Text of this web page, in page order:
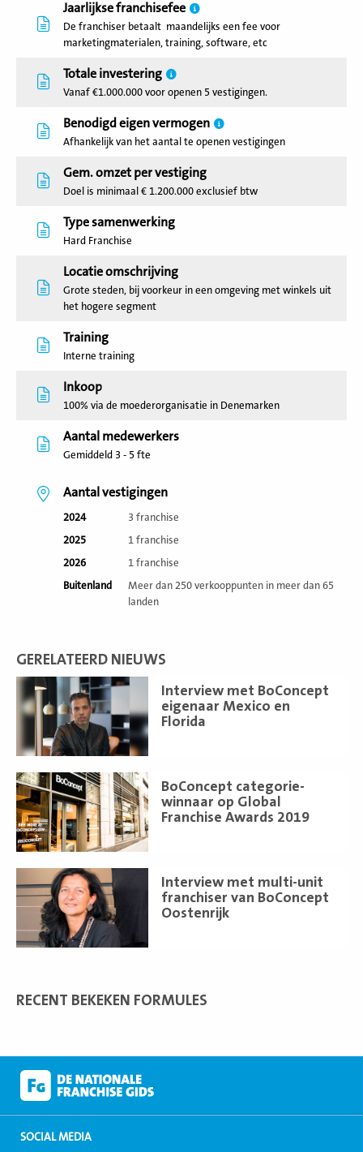
Jaarlijkse franchisefee
De franchiser betaalt maandelijks een fee voor
marketingmaterialen, training, software, etc
Totale investering
Vanaf €1.000.000 voor openen 5 vestigingen.
Benodigd eigen vermogen
Afhankelijk van het aantal te openen vestigingen
Gem. omzet per vestiging
Doel is minimaal € 1.200.000 exclusief btw
Type samenwerking
Hard Franchise
Locatie omschrijving
Grote steden, bij voorkeur in een omgeving met winkels uit
het hogere segment
Training
Interne training
Inkoop
100% via de moederorganisatie in Denemarken
Aantal medewerkers
Gemiddeld 3 - 5 fte
Aantal vestigingen
2024
3 franchise
2025
1 franchise
2026
1 franchise
Buitenland
Meer dan 250 verkooppunten in meer dan 65
landen
GERELATEERD NIEUWS
Interview met BoConcept
eigenaar Mexico en
Florida
Lees
meer
BoConcept categorie-
winnaar op Global
Franchise Awards 2019
Lees
meer
Interview met multi-unit
franchiser van BoConcept
Oostenrijk
meer
RECENT BEKEKEN FORMULES
SOCIAL MEDIA